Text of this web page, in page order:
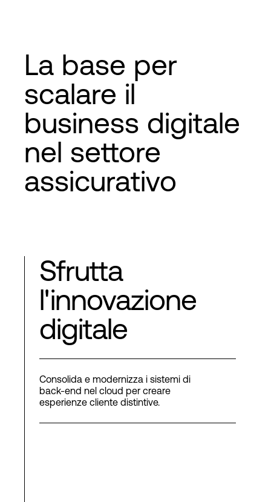
La base per
scalare il
business digitale
nel settore
assicurativo
Sfrutta
l'innovazione
digitale
Consolida e modernizza i sistemi di
back-end nel cloud per creare
esperienze cliente distintive.